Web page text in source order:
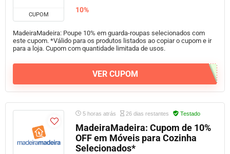
CUPOM
10%
MadeiraMadeira: Poupe 10% em guarda-roupas selecionados com
este cupom. *Válido para os produtos listados ao copiar o cupom e ir
para a loja. Cupom com quantidade limitada de usos.
VER CUPOM
5 horas atrás 26 dias restantes Testado
MadeiraMadeira: Cupom de 10%
OFF em Móveis para Cozinha
Selecionados*